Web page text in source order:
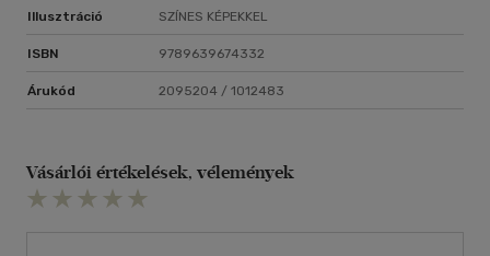
Illusztráció SZÍNES KÉPEKKEL
ISBN 9789639674332
Árukód 2095204 / 1012483
Vásárlói értékelések, vélemények